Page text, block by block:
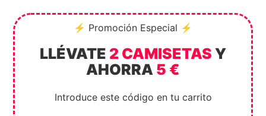
⚡ Promoción Especial ⚡
LLÉVATE 2 CAMISETAS Y
AHORRA 5 €
Introduce este código en tu carrito